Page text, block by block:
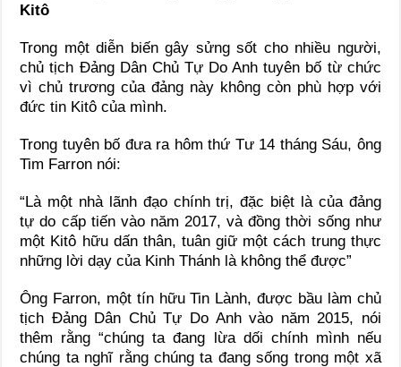
Kitô
Trong một diễn biến gây sửng sốt cho nhiều người,
chủ tịch Đảng Dân Chủ Tự Do Anh tuyên bố từ chức
vì chủ trương của đảng này không còn phù hợp với
đức tin Kitô của mình.
Trong tuyên bố đưa ra hôm thứ Tư 14 tháng Sáu, ông
Tim Farron nói:
“Là một nhà lãnh đạo chính trị, đặc biệt là của đảng
tự do cấp tiến vào năm 2017, và đồng thời sống như
một Kitô hữu dấn thân, tuân giữ một cách trung thực
những lời dạy của Kinh Thánh là không thể được”
Ông Farron, một tín hữu Tin Lành, được bầu làm chủ
tịch Đảng Dân Chủ Tự Do Anh vào năm 2015, nói
thêm rằng “chúng ta đang lừa dối chính mình nếu
chúng ta nghĩ rằng chúng ta đang sống trong một xã